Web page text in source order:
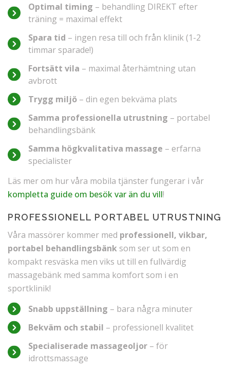
Optimal timing – behandling DIREKT efter
träning = maximal effekt
Spara tid – ingen resa till och från klinik (1-2
timmar sparade!)
Fortsätt vila – maximal återhämtning utan
avbrott
Trygg miljö – din egen bekväma plats
Samma professionella utrustning – portabel
behandlingsbänk
Samma högkvalitativa massage – erfarna
specialister
Läs mer om hur våra mobila tjänster fungerar i vår
kompletta guide om besök var än du vill!
PROFESSIONELL PORTABEL UTRUSTNING
Våra massörer kommer med professionell, vikbar,
portabel behandlingsbänk som ser ut som en
kompakt resväska men viks ut till en fullvärdig
massagebänk med samma komfort som i en
sportklinik!
Snabb uppställning – bara några minuter
Bekväm och stabil – professionell kvalitet
Specialiserade massageoljor – för
idrottsmassage